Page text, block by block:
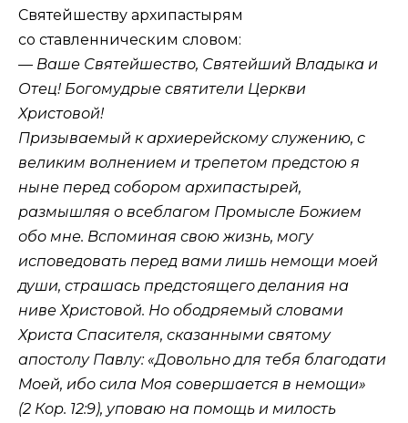
Святейшеству архипастырям
со ставленническим словом:
— Ваше Святейшество, Святейший Владыка и
Отец! Богомудрые святители Церкви
Христовой!
Призываемый к архиерейскому служению, с
великим волнением и трепетом предстою я
ныне перед собором архипастырей,
размышляя о всеблагом Промысле Божием
обо мне. Вспоминая свою жизнь, могу
исповедовать перед вами лишь немощи моей
души, страшась предстоящего делания на
ниве Христовой. Но ободряемый словами
Христа Спасителя, сказанными святому
апостолу Павлу: «Довольно для тебя благодати
Моей, ибо сила Моя совершается в немощи»
(2 Кор. 12:9), уповаю на помощь и милость